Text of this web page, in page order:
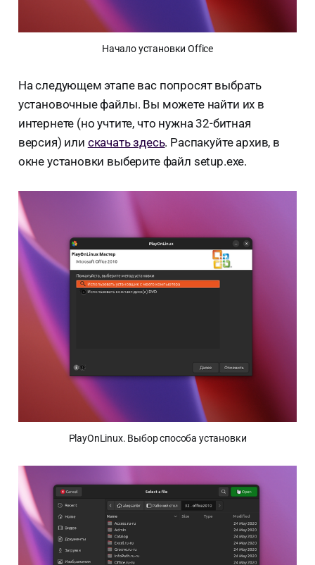
Начало установки Office
На следующем этапе вас попросят выбрать
установочные файлы. Вы можете найти их в
интернете (но учтите, что нужна 32-битная
версия) или скачать здесь. Распакуйте архив, в
окне установки выберите файл setup.exe.
PlayOnLinux. Выбор способа установки